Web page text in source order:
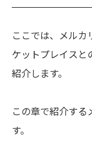
ここでは、メルカ
ケットプレイスと
紹介します。
この章で紹介する
す。